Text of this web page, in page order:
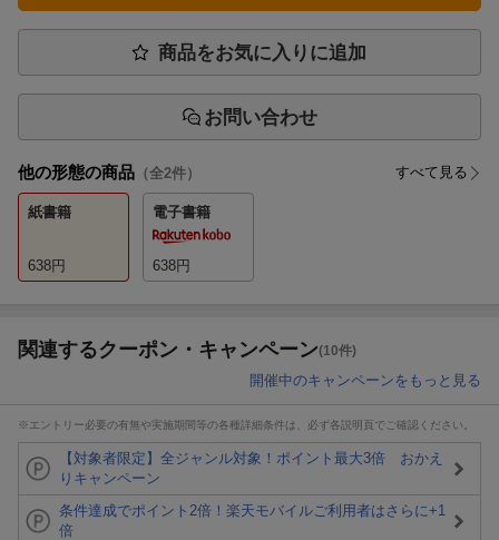
商品をお気に入りに追加
お問い合わせ
他の形態の商品 （全2件） すべて見る
紙書籍
638円
電子書籍
638円
関連するクーポン・キャンペーン(10件)
開催中のキャンペーンをもっと見る
※エントリー必要の有無や実施期間等の各種詳細条件は、必ず各説明頁でご確認ください。
【対象者限定】全ジャンル対象！ポイント最大3倍 おかえ
りキャンペーン
条件達成でポイント2倍！楽天モバイルご利用者はさらに+1
倍